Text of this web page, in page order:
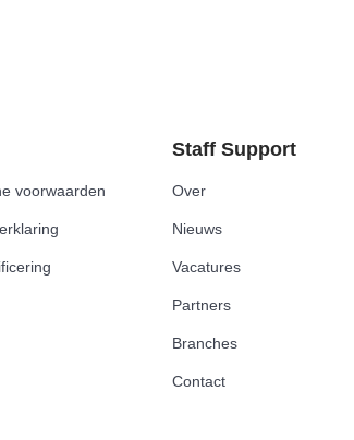
voorwaarden
Staff Support
Over
Nieuws
Vacatures
Partners
Branches
Contact